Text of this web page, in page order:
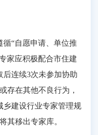
循“自愿申请、单位推
家应积极配合市住建
后连续3次未参加协助
存在其他不良行为，
乡建设行业专家管理规
其移出专家库。